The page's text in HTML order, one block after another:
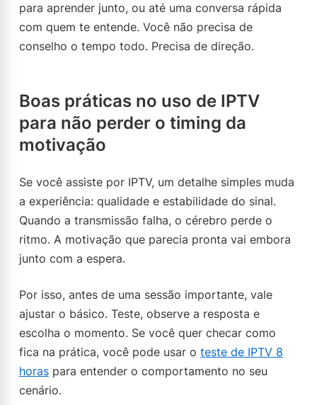
para aprender junto, ou até uma conversa rápida
com quem te entende. Você não precisa de
conselho o tempo todo. Precisa de direção.
Boas práticas no uso de IPTV
para não perder o timing da
motivação
Se você assiste por IPTV, um detalhe simples muda
a experiência: qualidade e estabilidade do sinal.
Quando a transmissão falha, o cérebro perde o
ritmo. A motivação que parecia pronta vai embora
junto com a espera.
Por isso, antes de uma sessão importante, vale
ajustar o básico. Teste, observe a resposta e
escolha o momento. Se você quer checar como
fica na prática, você pode usar o teste de IPTV 8
horas para entender o comportamento no seu
cenário.